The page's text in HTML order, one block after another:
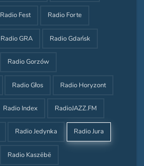
Radio Fest Radio Forte
Radio GRA Radio Gdańsk
Radio Gorzów
Radio Głos Radio Horyzont
Radio Index RadioJAZZ.FM
Radio Jedynka Radio Jura
Radio Kaszëbë